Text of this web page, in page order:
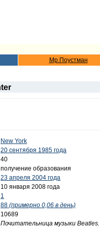
Мр.Поустман
New York
20 сентября 1985 года
40
получение образования
23 апреля 2004 года
10 января 2008 года
1
88 (примерно 0,06 в день)
10689
Почитательница музыки Beatles.